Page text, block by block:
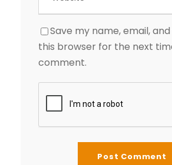
Save my name, email,
this browser for the next
comment.